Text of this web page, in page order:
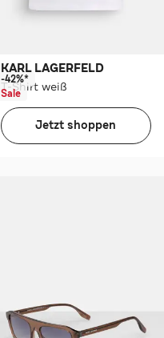
KARL LAGERFELD
T-Shirt weiß
-42%*
Sale
Jetzt shoppen